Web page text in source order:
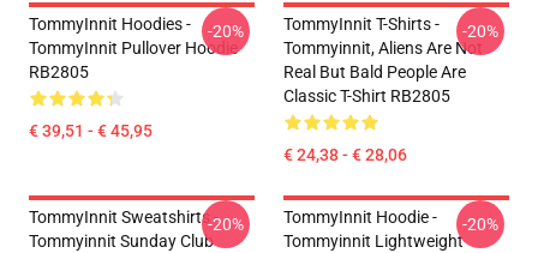
TommyInnit Hoodies -
TommyInnit Pullover Hoodie
RB2805
€ 39,51 - € 45,95
-20%
TommyInnit T-Shirts -
Tommyinnit, Aliens Are Not
Real But Bald People Are
Classic T-Shirt RB2805
€ 24,38 - € 28,06
-20%
TommyInnit Sweatshirts -
Tommyinnit Sunday Club
-20%
TommyInnit Hoodie -
Tommyinnit Lightweight
-20%